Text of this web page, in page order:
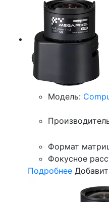
Модель:
Формат
Фокусное
Подробнее